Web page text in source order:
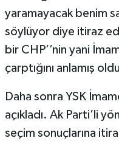
yaramayacak benim
söylüyor diye itiraz
bir CHP’’nin yani
çarptığını anlamış
Daha sonra YSK
açıkladı. Ak Parti’li
seçim sonuçlarına